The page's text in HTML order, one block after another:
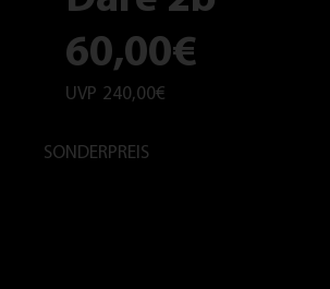
60,00€
UVP 240,00€
SONDERPREIS